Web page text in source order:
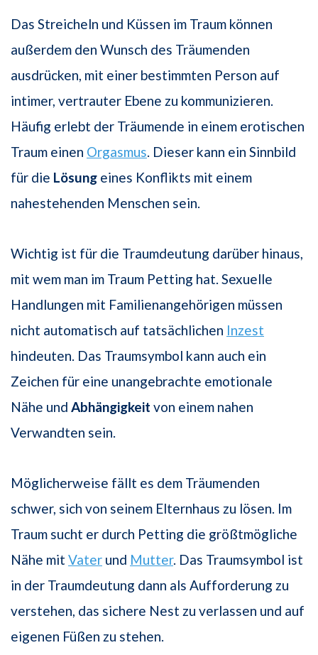
Das Streicheln und Küssen im Traum können
außerdem den Wunsch des Träumenden
ausdrücken, mit einer bestimmten Person auf
intimer, vertrauter Ebene zu kommunizieren.
Häufig erlebt der Träumende in einem erotischen
Traum einen Orgasmus. Dieser kann ein Sinnbild
für die Lösung eines Konflikts mit einem
nahestehenden Menschen sein.
Wichtig ist für die Traumdeutung darüber hinaus,
mit wem man im Traum Petting hat. Sexuelle
Handlungen mit Familienangehörigen müssen
nicht automatisch auf tatsächlichen Inzest
hindeuten. Das Traumsymbol kann auch ein
Zeichen für eine unangebrachte emotionale
Nähe und Abhängigkeit von einem nahen
Verwandten sein.
Möglicherweise fällt es dem Träumenden
schwer, sich von seinem Elternhaus zu lösen. Im
Traum sucht er durch Petting die größtmögliche
Nähe mit Vater und Mutter. Das Traumsymbol ist
in der Traumdeutung dann als Aufforderung zu
verstehen, das sichere Nest zu verlassen und auf
eigenen Füßen zu stehen.